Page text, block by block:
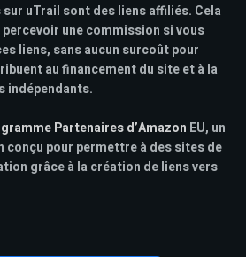
uTrail sont des liens affiliés. Cela
une commission si vous
liens, sans aucun surcoût pour
au financement du site et à la
indépendants.
Partenaires d’Amazon EU, un
conçu pour permettre à des sites de
grâce à la création de liens vers